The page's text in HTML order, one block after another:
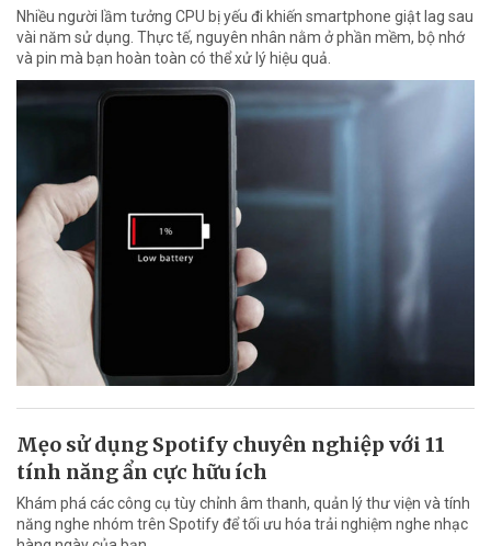
Nhiều người lầm tưởng CPU bị yếu đi khiến smartphone giật lag sau
vài năm sử dụng. Thực tế, nguyên nhân nằm ở phần mềm, bộ nhớ
và pin mà bạn hoàn toàn có thể xử lý hiệu quả.
Mẹo sử dụng Spotify chuyên nghiệp với 11
tính năng ẩn cực hữu ích
Khám phá các công cụ tùy chỉnh âm thanh, quản lý thư viện và tính
năng nghe nhóm trên Spotify để tối ưu hóa trải nghiệm nghe nhạc